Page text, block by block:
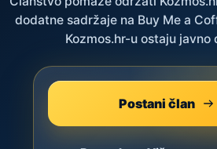
dodatne sadržaje na Buy Me a
Kozmos.hr-u ostaju javno
Postani član